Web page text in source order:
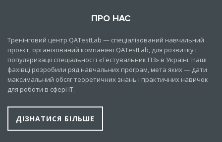
ПРО НАС
Тренінговий центр QATestLab — спеціалізований навчальний
проєкт, організований компанією QATestLab, для розвитку і
популяризації спеціальності «Тестувальник ПЗ» в Україні. Наші
фахівці розробили ряд навчальних програм, мета яких — дати
максимальний обсяг теоретичних знань і практичних навичок
для роботи в сфері IT.
ДІЗНАТИСЯ БІЛЬШЕ